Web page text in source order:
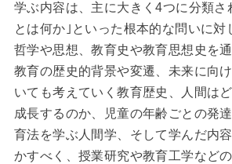
学ぶ内容は、主に大きく4つに分類さ
とは何か｣といった根本的な問いに対
哲学や思想、教育史や教育思想史を
教育の歴史的背景や変遷、未来に向
いても考えていく教育歴史、人間は
成長するのか、児童の年齢ごとの発
育法を学ぶ人間学、そして学んだ内
かすべく、授業研究や教育工学など